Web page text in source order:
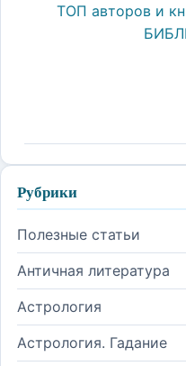
ТОП авторов и
Рубрики
Полезные статьи
Античная литература
Астрология
Астрология. Гадание